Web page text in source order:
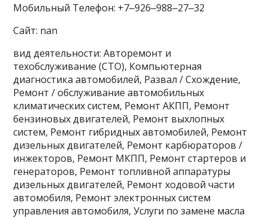
Мобильный Телефон: +7‒926‒988‒27‒32
Сайт: nan
вид деятельности: Авторемонт и
техобслуживание (СТО), Компьютерная
диагностика автомобилей, Развал / Схождение,
Ремонт / обслуживание автомобильных
климатических систем, Ремонт АКПП, Ремонт
бензиновых двигателей, Ремонт выхлопных
систем, Ремонт гибридных автомобилей, Ремонт
дизельных двигателей, Ремонт карбюраторов /
инжекторов, Ремонт МКПП, Ремонт стартеров и
генераторов, Ремонт топливной аппаратуры
дизельных двигателей, Ремонт ходовой части
автомобиля, Ремонт электронных систем
управления автомобиля, Услуги по замене масла